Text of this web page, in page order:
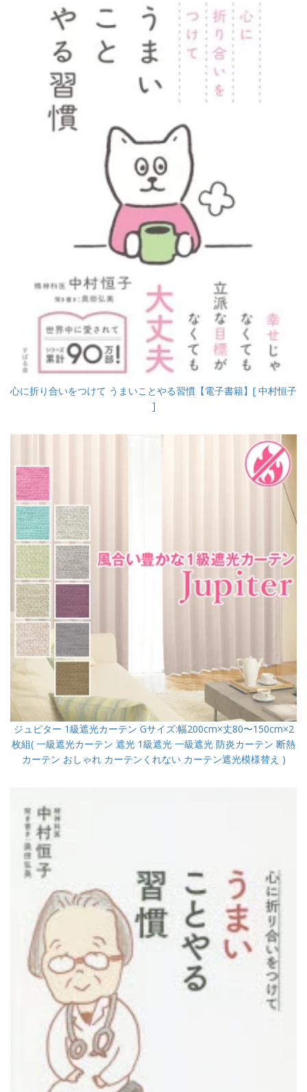
心に折り合いをつけて うまいことやる習慣【電子書籍】[ 中村恒子
]
ジュピター 1級遮光カーテン Gサイズ:幅200cm×丈80〜150cm×2
枚組( 一級遮光カーテン 遮光 1級遮光 一級遮光 防炎カーテン 断熱
カーテン おしゃれ カーテンくれない カーテン遮光模様替え )